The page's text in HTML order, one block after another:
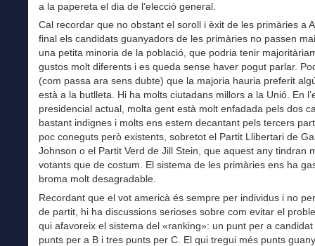
a la papereta el dia de l’elecció general.
Cal recordar que no obstant el soroll i èxit de les primàries a
final els candidats guanyadors de les primàries no passen
una petita minoria de la població, que podria tenir
gustos molt diferents i es queda sense haver pogut parlar.
(com passa ara sens dubte) que la majoria hauria preferit
està a la butlleta. Hi ha molts ciutadans millors a la Unió. En
presidencial actual, molta gent està molt enfadada pels dos
bastant indignes i molts ens estem decantant pels tercers
poc coneguts però existents, sobretot el Partit Llibertari de
Johnson o el Partit Verd de Jill Stein, que aquest any tindran
votants que de costum. El sistema de les primàries ens ha
broma molt desagradable.
Recordant que el vot americà és sempre per individus i no
de partit, hi ha discussions serioses sobre com evitar el
qui afavoreix el sistema del «ranking»: un punt per a candidat
punts per a B i tres punts per C. El qui tregui més punts